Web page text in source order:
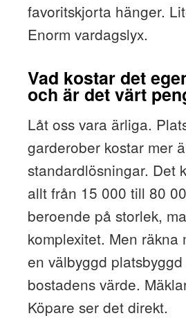
favoritskjorta hänger.
Enorm vardagslyx.
Vad kostar det
och är det värt
Låt oss vara ärliga.
garderober kostar mer
standardlösningar. Det
allt från 15 000 till 80
beroende på storlek,
komplexitet. Men räkna
en välbyggd
bostadens värde.
Köpare ser det direkt.